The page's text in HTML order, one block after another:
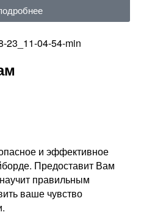
и эффективное
Предоставит Вам
правильным
ваше чувство